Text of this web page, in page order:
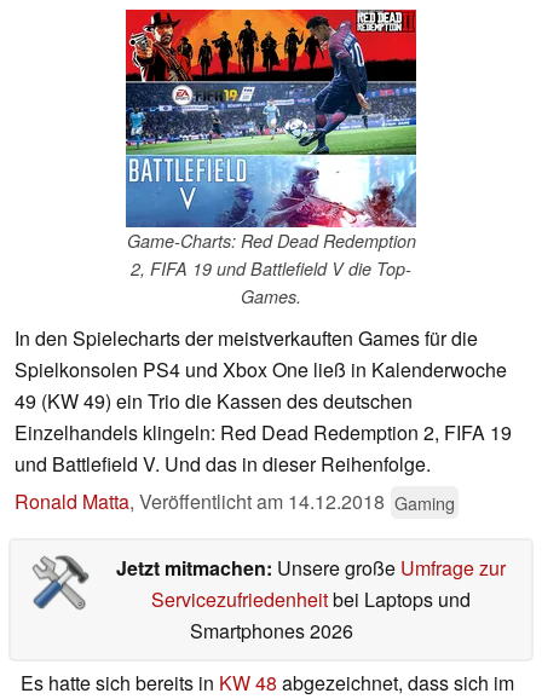
Game-Charts: Red Dead Redemption
2, FIFA 19 und Battlefield V die Top-
Games.
In den Spielecharts der meistverkauften Games für die
Spielkonsolen PS4 und Xbox One ließ in Kalenderwoche
49 (KW 49) ein Trio die Kassen des deutschen
Einzelhandels klingeln: Red Dead Redemption 2, FIFA 19
und Battlefield V. Und das in dieser Reihenfolge.
Ronald Matta, Veröffentlicht am 14.12.2018 Gaming
Jetzt mitmachen: Unsere große Umfrage zur
Servicezufriedenheitbei Laptops und
Smartphones 2026
Es hatte sich bereits in KW 48 abgezeichnet, dass sich im